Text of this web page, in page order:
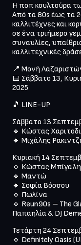
Η ποπ κουλτούρα
Από τα 80s έως τα
καλλιτέχνες και
σε ένα τριήμερο
συναυλίες,
📍 Μονή
📅 Σάββατο 13,
Σάββατο 13
🔹 Κώστας
Κυριακή 14
🔹 Κώστας
🔹 Μαντώ
🔹 Σοφία Βόσσου
🔹 Πωλίνα
🔹 Reun90s – The
Τετάρτη 24
🔹 Definitely Oasis